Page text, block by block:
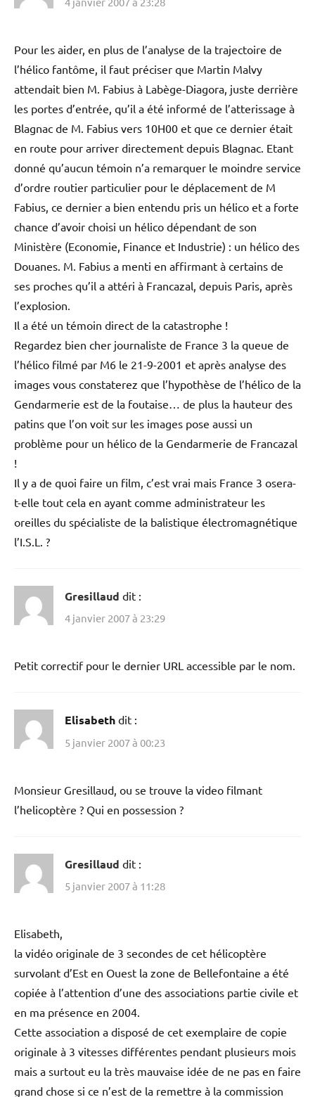
Pour les aider, en plus de l’analyse de la trajectoire de
l’hélico fantôme, il faut préciser que Martin Malvy
attendait bien M. Fabius à Labège-Diagora, juste derrière
les portes d’entrée, qu’il a été informé de l’atterissage à
Blagnac de M. Fabius vers 10H00 et que ce dernier était
en route pour arriver directement depuis Blagnac. Etant
donné qu’aucun témoin n’a remarquer le moindre service
d’ordre routier particulier pour le déplacement de M
Fabius, ce dernier a bien entendu pris un hélico et a forte
chance d’avoir choisi un hélico dépendant de son
Ministère (Economie, Finance et Industrie) : un hélico des
Douanes. M. Fabius a menti en affirmant à certains de
ses proches qu’il a attéri à Francazal, depuis Paris, après
l’explosion.
Il a été un témoin direct de la catastrophe !
Regardez bien cher journaliste de France 3 la queue de
l’hélico filmé par M6 le 21-9-2001 et après analyse des
images vous constaterez que l’hypothèse de l’hélico de la
Gendarmerie est de la foutaise… de plus la hauteur des
patins que l’on voit sur les images pose aussi un
problème pour un hélico de la Gendarmerie de Francazal
!
Il y a de quoi faire un film, c’est vrai mais France 3 osera-
t-elle tout cela en ayant comme administrateur les
oreilles du spécialiste de la balistique électromagnétique
l’I.S.L. ?
Gresillaud dit :
4 janvier 2007 à 23:29
Petit correctif pour le dernier URL accessible par le nom.
Elisabeth dit :
5 janvier 2007 à 00:23
Monsieur Gresillaud, ou se trouve la video filmant
l’helicoptère ? Qui en possession ?
Gresillaud dit :
5 janvier 2007 à 11:28
Elisabeth,
la vidéo originale de 3 secondes de cet hélicoptère
survolant d’Est en Ouest la zone de Bellefontaine a été
copiée à l’attention d’une des associations partie civile et
en ma présence en 2004.
Cette association a disposé de cet exemplaire de copie
originale à 3 vitesses différentes pendant plusieurs mois
mais a surtout eu la très mauvaise idée de ne pas en faire
grand chose si ce n’est de la remettre à la commission